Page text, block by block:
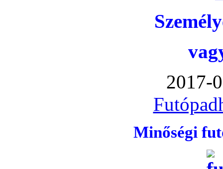
2017-
Minőségi